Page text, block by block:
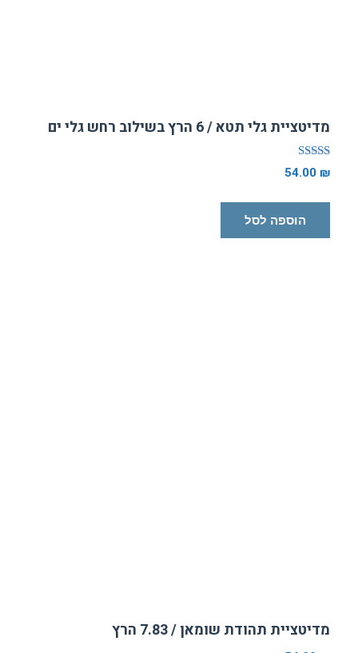
מדיטציית גלי תטא / 6 הרץ בשילוב רחש גלי ים
דורג
5.00
54.00 ₪
הוספה לסל
מדיטציית תהודת שומאן / 7.83 הרץ